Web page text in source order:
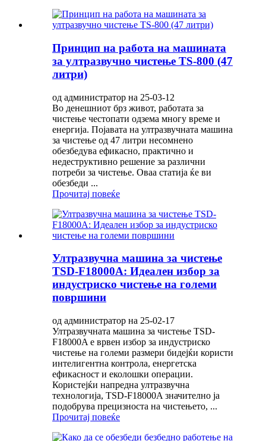
Принцип на работа на машината
за ултразвучно чистење TS-800 (47
литри)
од администратор на 25-03-12
Во денешниот брз живот, работата за
чистење честопати одзема многу време и
енергија. Појавата на ултразвучната машина
за чистење од 47 литри несомнено
обезбедува ефикасно, практично и
недеструктивно решение за различни
потреби за чистење. Оваа статија ќе ви
обезбеди ...
Прочитај повеќе
Ултразвучна машина за чистење
TSD-F18000A: Идеален избор за
индустриско чистење на големи
површини
од администратор на 25-02-17
Ултразвучната машина за чистење TSD-
F18000A е врвен избор за индустриско
чистење на големи размери бидејќи користи
интелигентна контрола, енергетска
ефикасност и еколошки операции.
Користејќи напредна ултразвучна
технологија, TSD-F18000A значително ја
подобрува прецизноста на чистењето, ...
Прочитај повеќе